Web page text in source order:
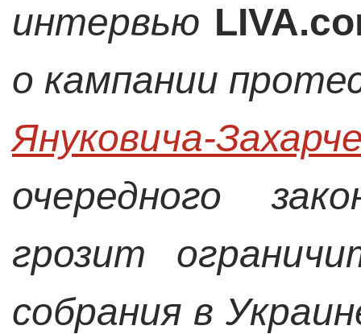
интервью
о кампании
Януковича-
очередного
грозит
собрания в